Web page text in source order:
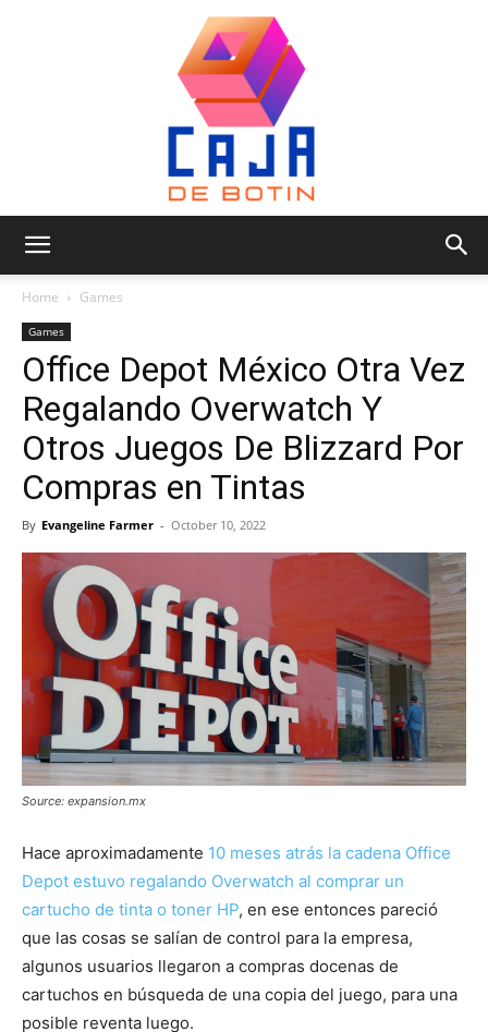
de
Botin
Home Games
Games
Office Depot México Otra Vez
Regalando Overwatch Y
Otros Juegos De Blizzard Por
Compras en Tintas
By Evangeline Farmer - October 10, 2022
Source: expansion.mx
Hace aproximadamente 10 meses atrás la cadena Office
Depot estuvo regalando Overwatch al comprar un
cartucho de tinta o toner HP, en ese entonces pareció
que las cosas se salían de control para la empresa,
algunos usuarios llegaron a compras docenas de
cartuchos en búsqueda de una copia del juego, para una
posible reventa luego.